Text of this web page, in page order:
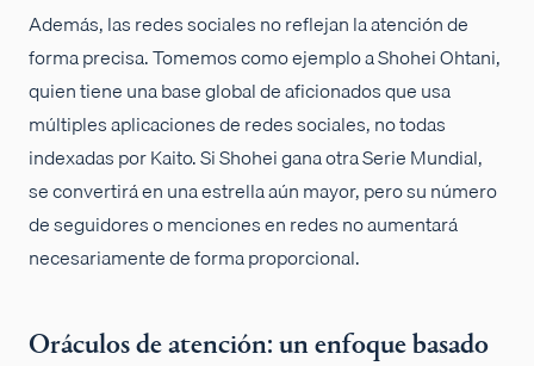
Además, las redes sociales no reflejan la atención de
forma precisa. Tomemos como ejemplo a Shohei Ohtani,
quien tiene una base global de aficionados que usa
múltiples aplicaciones de redes sociales, no todas
indexadas por Kaito. Si Shohei gana otra Serie Mundial,
se convertirá en una estrella aún mayor, pero su número
de seguidores o menciones en redes no aumentará
necesariamente de forma proporcional.
Oráculos de atención: un enfoque basado